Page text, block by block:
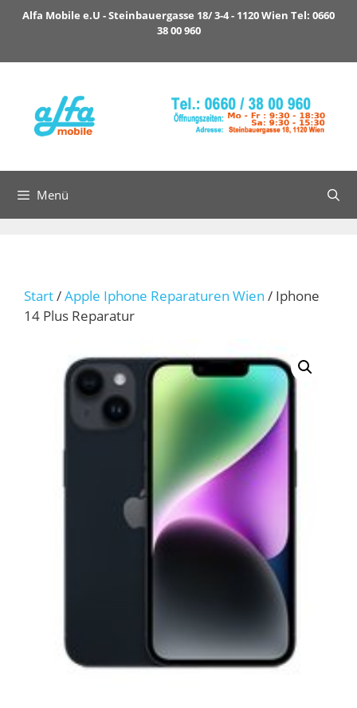
ZumAlfa Mobile e.U - Steinbauergasse 18/ 3-4 - 1120 Wien Tel: 0660
38 00 960
Menü
Start/Apple Iphone Reparaturen Wien / Iphone
14 Plus Reparatur